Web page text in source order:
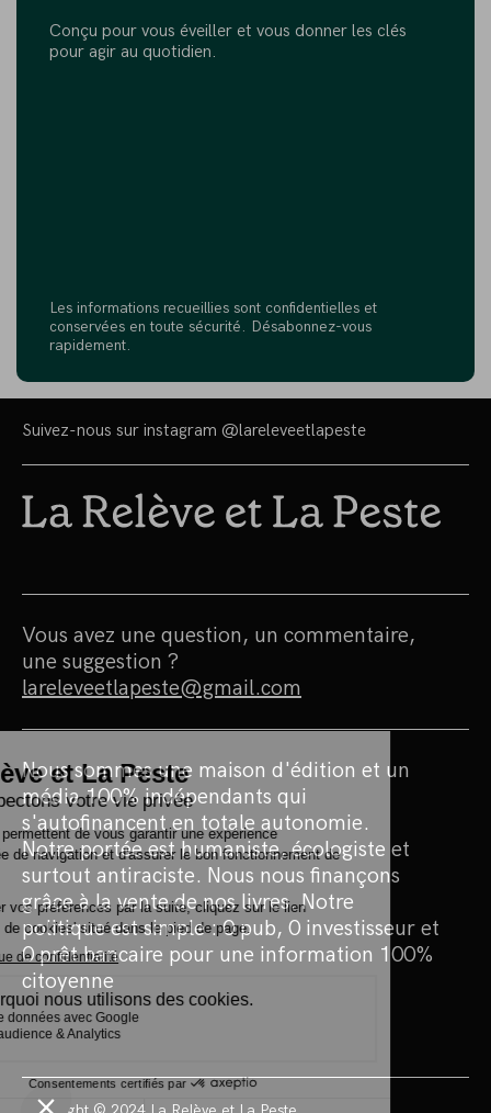
Conçu pour vous éveiller et vous donner les clés
pour agir au quotidien.
Les informations recueillies sont confidentielles et
conservées en toute sécurité. Désabonnez-vous
rapidement.
Suivez-nous sur instagram @lareleveetlapeste
Vous avez une question, un commentaire,
une suggestion ?
lareleveetlapeste@gmail.com
Nous sommes une maison d'édition et un
média 100% indépendants qui
s'autofinancent en totale autonomie.
Notre portée est humaniste, écologiste et
surtout antiraciste. Nous nous finançons
grâce à la vente de nos livres. Notre
politique est simple : 0 pub, 0 investisseur et
0 prêt bancaire pour une information 100%
citoyenne